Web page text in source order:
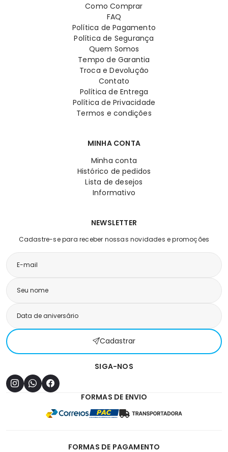
Como Comprar
FAQ
Política de Pagamento
Política de Segurança
Quem Somos
Tempo de Garantia
Troca e Devolução
Contato
Política de Entrega
Política de Privacidade
Termos e condições
MINHA CONTA
Minha conta
Histórico de pedidos
Lista de desejos
Informativo
NEWSLETTER
Cadastre-se para receber nossas novidades e promoções
Cadastrar
SIGA-NOS
FORMAS DE ENVIO
FORMAS DE PAGAMENTO